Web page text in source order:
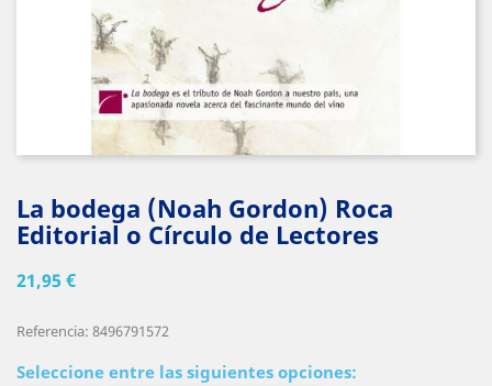
La bodega (Noah Gordon) Roca
Editorial o Círculo de Lectores
21,95 €
Referencia: 8496791572
Seleccione entre las siguientes opciones: